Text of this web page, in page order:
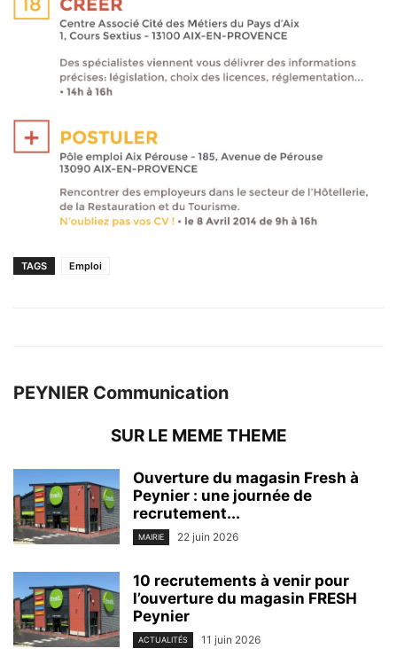
TAGS Emploi
PEYNIER Communication
SUR LE MEME THEME
Ouverture du magasin Fresh à
Peynier : une journée de
recrutement...
MAIRIE 22 juin 2026
10 recrutements à venir pour
l’ouverture du magasin FRESH
Peynier
ACTUALITÉS 11 juin 2026